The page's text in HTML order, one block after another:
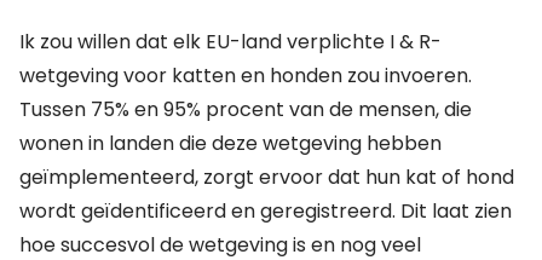
Ik zou willen dat elk EU-land verplichte I & R-
wetgeving voor katten en honden zou invoeren.
Tussen 75% en 95% procent van de mensen, die
wonen in landen die deze wetgeving hebben
geïmplementeerd, zorgt ervoor dat hun kat of hond
wordt geïdentificeerd en geregistreerd. Dit laat zien
hoe succesvol de wetgeving is en nog veel